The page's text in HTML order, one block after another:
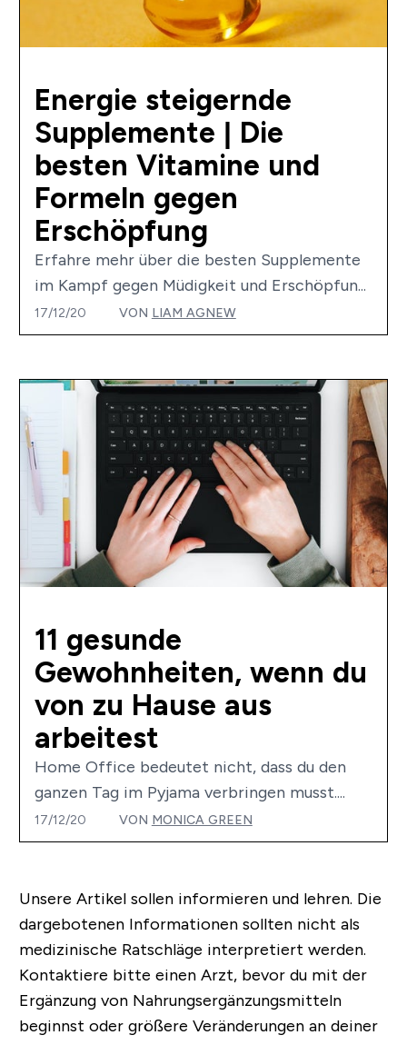
Energie steigernde
Supplemente | Die
besten Vitamine und
Formeln gegen
Erschöpfung
Erfahre mehr über die besten Supplemente
im Kampf gegen Müdigkeit und Erschöpfun...
17/12/20 VON LIAM AGNEW
11 gesunde
Gewohnheiten, wenn du
von zu Hause aus
arbeitest
Home Office bedeutet nicht, dass du den
ganzen Tag im Pyjama verbringen musst....
17/12/20 VON MONICA GREEN
Unsere Artikel sollen informieren und lehren. Die
dargebotenen Informationen sollten nicht als
medizinische Ratschläge interpretiert werden.
Kontaktiere bitte einen Arzt, bevor du mit der
Ergänzung von Nahrungsergänzungsmitteln
beginnst oder größere Veränderungen an deiner